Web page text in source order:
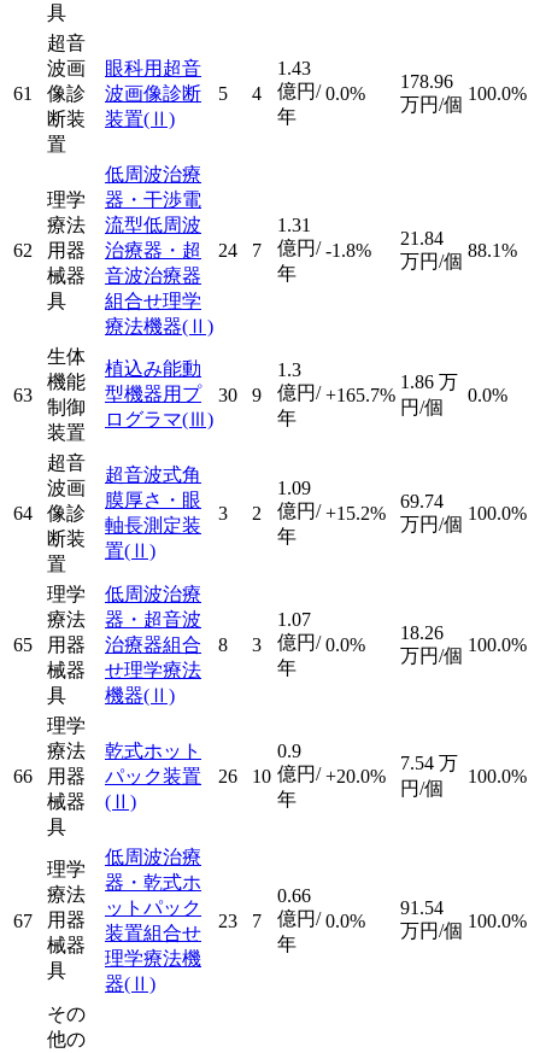
具
61
超音
波画
像診
断装
置
眼科用超音
波画像診断
装置(Ⅱ)
5 4
1.43
億円/
年
0.0%
178.96
万円/個
100.0%
62
理学
療法
用器
械器
具
低周波治療
器・干渉電
流型低周波
治療器・超
音波治療器
組合せ理学
療法機器(Ⅱ)
24 7
1.31
億円/
年
-1.8%
21.84
万円/個
88.1%
63
生体
機能
制御
装置
植込み能動
型機器用プ
ログラマ(Ⅲ)
30 9
1.3
億円/
年
+165.7%
1.86 万
円/個
0.0%
64
超音
波画
像診
断装
置
超音波式角
膜厚さ・眼
軸長測定装
置(Ⅱ)
3 2
1.09
億円/
年
+15.2%
69.74
万円/個
100.0%
65
理学
療法
用器
械器
具
低周波治療
器・超音波
治療器組合
せ理学療法
機器(Ⅱ)
8 3
1.07
億円/
年
0.0%
18.26
万円/個
100.0%
66
理学
療法
用器
械器
具
乾式ホット
パック装置
(Ⅱ)
26 10
0.9
億円/
年
+20.0%
7.54 万
円/個
100.0%
67
理学
療法
用器
械器
具
低周波治療
器・乾式ホ
ットパック
装置組合せ
理学療法機
器(Ⅱ)
23 7
0.66
億円/
年
0.0%
91.54
万円/個 100.0%
その
他の